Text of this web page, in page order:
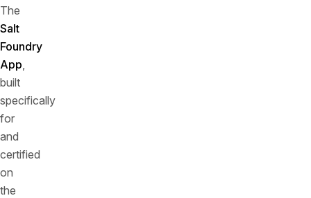
The
Salt
Foundry
App,
built
specifically
for
and
certified
on
the